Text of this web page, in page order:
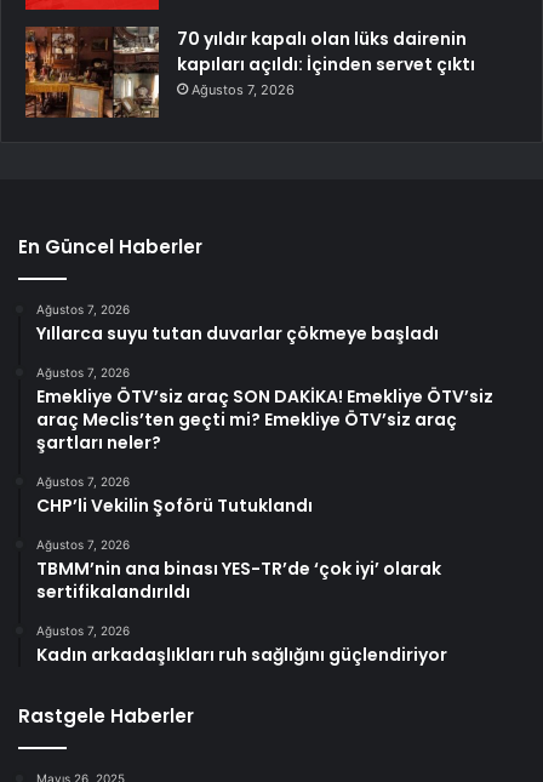
70 yıldır kapalı olan lüks dairenin
kapıları açıldı: İçinden servet çıktı
Ağustos 7, 2026
En Güncel Haberler
Ağustos 7, 2026
Yıllarca suyu tutan duvarlar çökmeye başladı
Ağustos 7, 2026
Emekliye ÖTV’siz araç SON DAKİKA! Emekliye ÖTV’siz
araç Meclis’ten geçti mi? Emekliye ÖTV’siz araç
şartları neler?
Ağustos 7, 2026
CHP’li Vekilin Şoförü Tutuklandı
Ağustos 7, 2026
TBMM’nin ana binası YES-TR’de ‘çok iyi’ olarak
sertifikalandırıldı
Ağustos 7, 2026
Kadın arkadaşlıkları ruh sağlığını güçlendiriyor
Rastgele Haberler
Mayıs 26, 2025